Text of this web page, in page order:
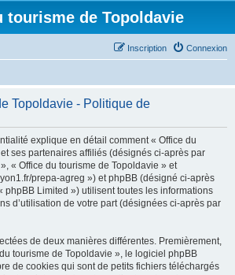
tourisme de Topoldavie
Connexion
Inscription
Topoldavie - Politique de
explique en détail comment « Office du
ses partenaires affiliés (désignés ci-après par
« Office du tourisme de Topoldavie » et
prepa-agreg ») et phpBB (désigné ci-après
phpBB Limited ») utilisent toutes les informations
d’utilisation de votre part (désignées ci-après par
de deux manières différentes. Premièrement,
tourisme de Topoldavie », le logiciel phpBB
de cookies qui sont de petits fichiers téléchargés